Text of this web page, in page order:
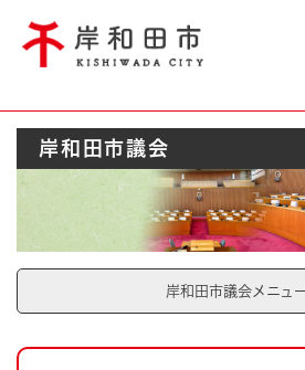
Foreign language
やさしい日本語
防災・緊急情報
ハザードマップ
とじる
岸和田市議会
岸和田市議会メニュ
本